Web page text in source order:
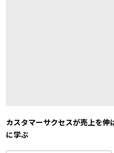
カスタマーサクセスが売上を
に学ぶ